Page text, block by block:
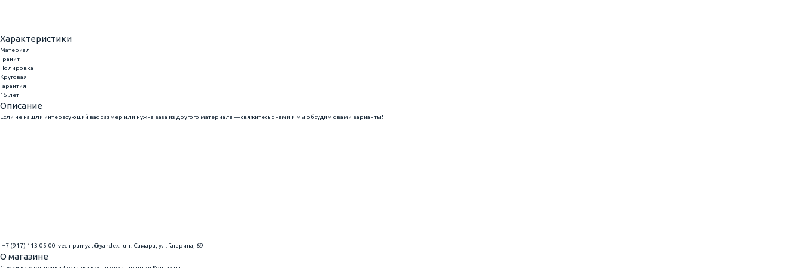
Характеристики
Материал
Гранит
Полировка
Круговая
Гарантия
15 лет
Описание
Если не нашли интересующий вас размер или нужна ваза из другого материала — свяжитесь с нами и мы обсудим с вами варианты!
+7 (917) 113-05-00 vech-pamyat@yandex.ru г. Самара, ул. Гагарина, 69
О магазине